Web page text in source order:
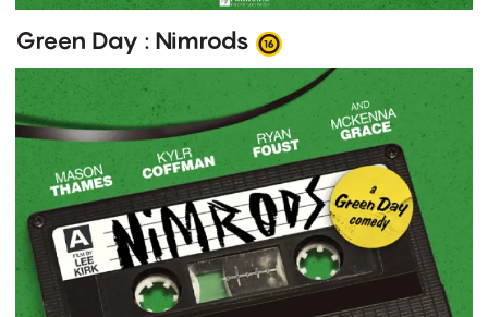
Green Day : Nimrods